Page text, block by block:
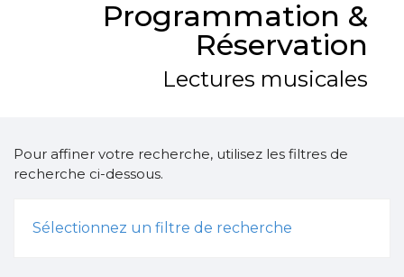
Programmation &
Réservation
Lectures musicales
Pour affiner votre recherche, utilisez les filtres de
recherche ci-dessous.
Sélectionnez un filtre de recherche